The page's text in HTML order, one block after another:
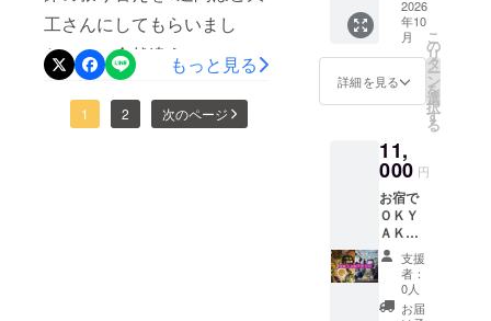
環の一部になって柔らかい
時間をお届けできるように
精進していきたいと思いま
す。
客様にも楽しんでもらえる
ような畑になるように、
ゆっくりですが進めていき
たいと思います。やる気の
娘！多肉植物が大好きで
焼けると言う特徴がありま
す。そんな備長炭を作って
いる職人さんが、商品には
ならないと言われている小
せてリターンの内容も投稿
しております！！！
工さんにしてもらいまし
た！！！全然違う！！！ビ
フォーアフター！！！無垢
(むく)の木材の自然なやさし
もっと見る
1 2 次のページ
生山あ
り谷あ
り、経
営のこ
とや恋
と(笑)な
も話し
てみた
い
な〜、
聞いて
みたい
な〜と
思うこ
とをよ
かった
して出
店され
ません
か？ 夜
の雰囲
気も
とって
なの
で、店
舗を持
たれて
ない
方、お
店を
やって
みたい
なぁと
2026
年10
月
詳細を見る
こ
の
リ
タ
ー
ン
を
選
択
す
る
11,
000 円
お宿で
ＯＫＹ
ＡＫＵ
ＯＫＹ
ＡＫ
Ｕ・・
・お
支援
者：
0人
お届